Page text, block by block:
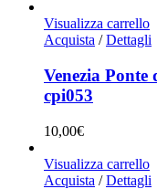
Visualizza carrello
Acquista / Dettagli
Venezia Ponte
cpi053
10,00€
Visualizza carrello
Acquista / Dettagli